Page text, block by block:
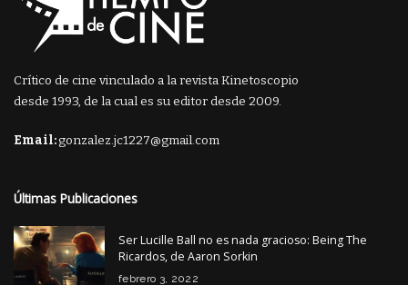
Crítico de cine vinculado a la revista Kinetoscopio
desde 1993, de la cual es su editor desde 2009.
Email:gonzalez.jc1227@gmail.com
Últimas Publicaciones
Ser Lucille Ball no es nada gracioso: Being The
Ricardos, de Aaron Sorkin
febrero 3, 2022